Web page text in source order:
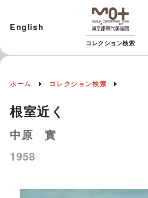
コレクション検索
English
ホーム コレクション検索
根室近く
中原 實
1958